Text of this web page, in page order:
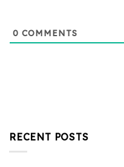
0 COMMENTS
RECENT POSTS